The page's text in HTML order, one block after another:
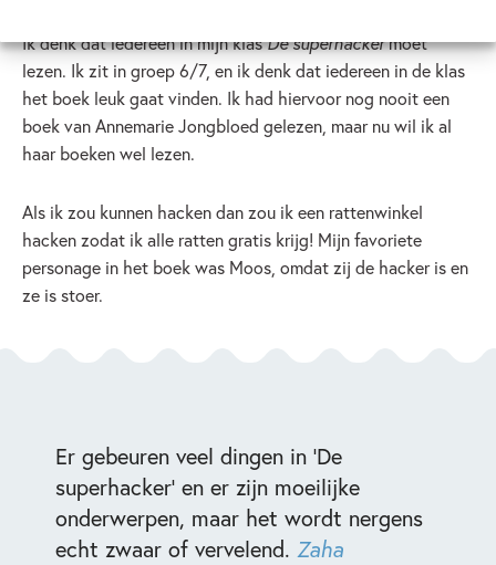
Ik denk dat iedereen in mijn klasDe superhackermoet
lezen. Ik zit in groep 6/7, en ik denk dat iedereen in de klas
het boek leuk gaat vinden. Ik had hiervoor nog nooit een
boek van Annemarie Jongbloed gelezen, maar nu wil ik al
haar boeken wel lezen.
Als ik zou kunnen hacken dan zou ik een rattenwinkel
hacken zodat ik alle ratten gratis krijg! Mijn favoriete
personage in het boek was Moos, omdat zij de hacker is en
ze is stoer.
Er gebeuren veel dingen in 'De
superhacker' en er zijn moeilijke
onderwerpen, maar het wordt nergens
echt zwaar of vervelend. Zaha